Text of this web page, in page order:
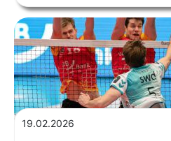
19.02.2026